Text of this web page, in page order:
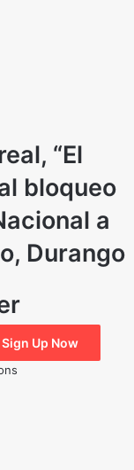
“El
bloqueo
a
Durango